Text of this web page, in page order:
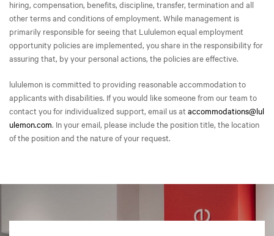
hiring, compensation, benefits, discipline, transfer, termination and all
other terms and conditions of employment. While management is
primarily responsible for seeing that Lululemon equal employment
opportunity policies are implemented, you share in the responsibility for
assuring that, by your personal actions, the policies are effective.
lululemon is committed to providing reasonable accommodation to
applicants with disabilities. If you would like someone from our team to
contact you for individualized support, email us at accommodations@lul
ulemon.com. In your email, please include the position title, the location
of the position and the nature of your request.